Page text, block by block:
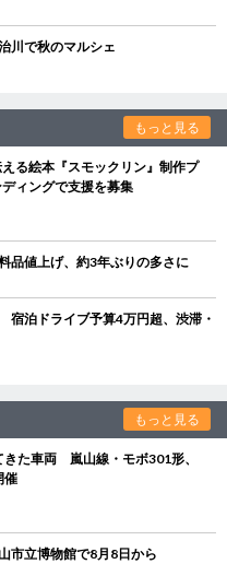
川で秋のマルシェ
もっと見る
る絵本『スモックリン』制作プ
ィングで支援を募集
品値上げ、約3年ぶりの多さに
泊ドライブ予算4万円超、渋滞・
もっと見る
た車両 嵐山線・モボ301形、
催
市立博物館で8月8日から